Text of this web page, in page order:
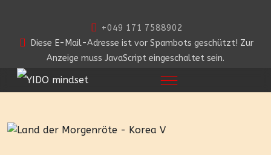
+049 171 7588902
Diese E-Mail-Adresse ist vor Spambots geschützt! Zur
Anzeige muss JavaScript eingeschaltet sein.